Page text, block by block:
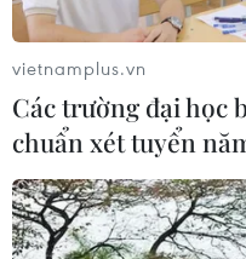
vietnamplus.vn
Các trường đại học
chuẩn xét tuyển